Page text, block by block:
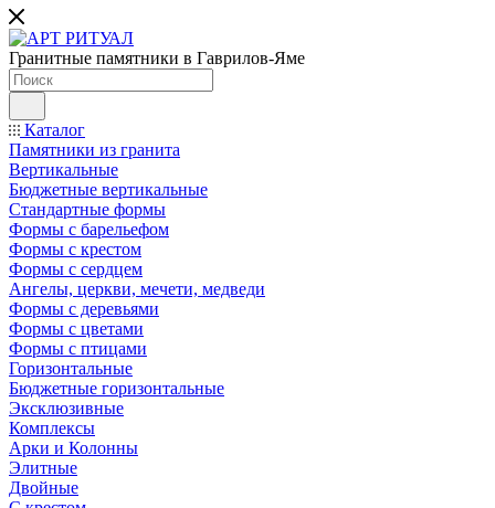
Гранитные памятники в Гаврилов-Яме
Каталог
Памятники из гранита
Вертикальные
Бюджетные вертикальные
Стандартные формы
Формы с барельефом
Формы с крестом
Формы с сердцем
Ангелы, церкви, мечети, медведи
Формы с деревьями
Формы с цветами
Формы с птицами
Горизонтальные
Бюджетные горизонтальные
Эксклюзивные
Комплексы
Арки и Колонны
Элитные
Двойные